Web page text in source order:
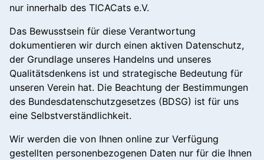
nur innerhalb des TICACats e.V.
Das Bewusstsein für diese Verantwortung
dokumentieren wir durch einen aktiven Datenschutz,
der Grundlage unseres Handelns und unseres
Qualitätsdenkens ist und strategische Bedeutung für
unseren Verein hat. Die Beachtung der Bestimmungen
des Bundesdatenschutzgesetzes (BDSG) ist für uns
eine Selbstverständlichkeit.
Wir werden die von Ihnen online zur Verfügung
gestellten personenbezogenen Daten nur für die Ihnen